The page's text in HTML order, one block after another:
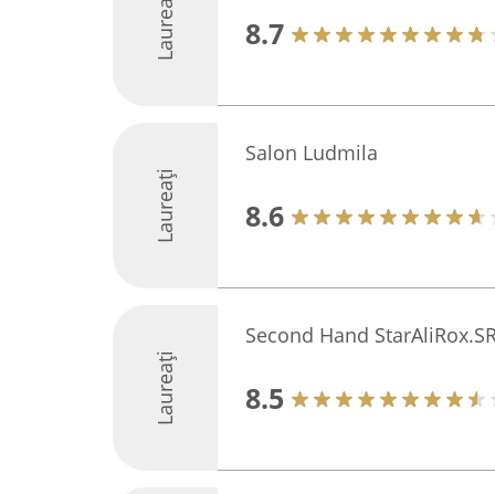
Laureați 8.7
Laureați
Salon Ludmila
8.6
Laureați
Second Hand
8.5